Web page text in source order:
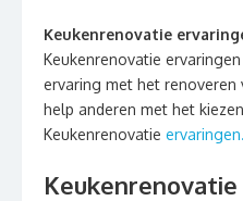
Keukenrenovatie
Keukenrenovatie
ervaring met het renoveren
help anderen met het
Keukenrenovatie ervaringen.